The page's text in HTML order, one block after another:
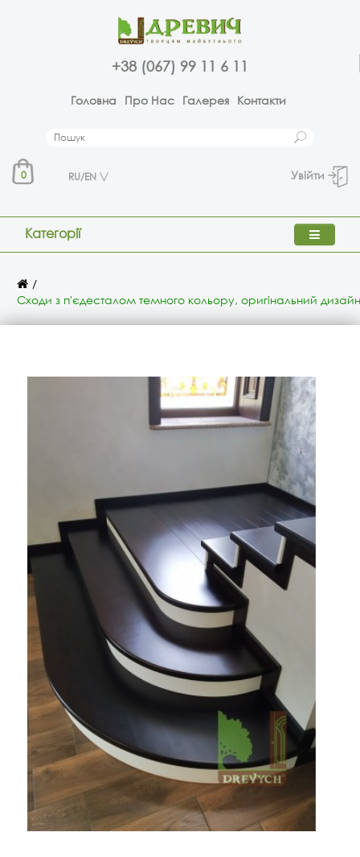
+38 (067) 99 11 6 11
Головна Про Нас Галерея Контакти
0 RU/EN Увійти
Категорії
Сходи з п'єдесталом темного кольору, оригінальний дизайн